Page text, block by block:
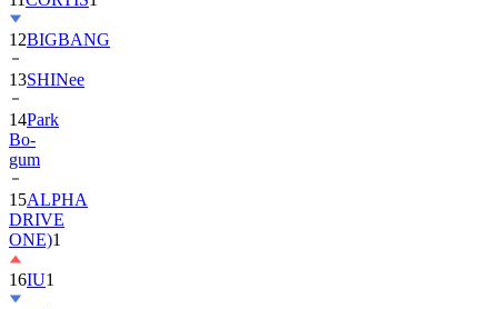
12BIGBANG
13SHINee
14Park
Bo-
gum
15ALPHA
DRIVE
ONE)1
16IU1